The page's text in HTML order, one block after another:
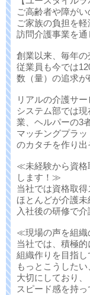
ご高齢者や障がい
ご家族の負担を
訪問介護事業を通
創業以来、毎年の
従業員も今では
数（量）の追求が
リアルの介護サー
システム部では
業、ヘルパーの3
マッチングプラ
のカタチを作り出
≪未経験から資格
します！≫
当社では資格取得
ほとんどが介護未
入社後の研修で
≪現場の声を組織
当社では、積極
組織作りを目指し
もっとこうした
大切にしており、
スピード感を持っ